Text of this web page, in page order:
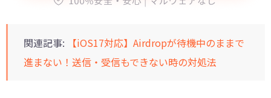
関連記事:
【iOS17対応】Airdropが待機中のままで
進まない！送信・受信もできない時の対処法